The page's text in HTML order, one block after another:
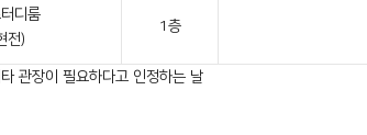
디룸
전)
1층
관장이 필요하다고 인정하는 날